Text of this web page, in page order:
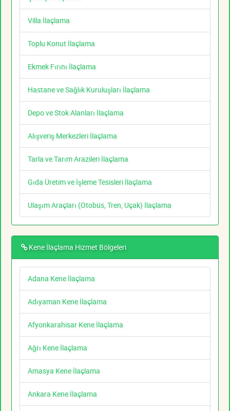
Villa İlaçlama
Toplu Konut İlaçlama
Ekmek Fırını İlaçlama
Hastane ve Sağlık Kuruluşları İlaçlama
Depo ve Stok Alanları İlaçlama
Alışveriş Merkezleri İlaçlama
Tarla ve Tarım Arazileri İlaçlama
Gıda Üretim ve İşleme Tesisleri İlaçlama
Ulaşım Araçları (Otobüs, Tren, Uçak) İlaçlama
Kene İlaçlama Hizmet Bölgeleri
Adana Kene İlaçlama
Adıyaman Kene İlaçlama
Afyonkarahisar Kene İlaçlama
Ağrı Kene İlaçlama
Amasya Kene İlaçlama
Ankara Kene İlaçlama